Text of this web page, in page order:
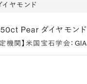
イヤモンド
Pear ダイヤモンド
定機関】米国宝石学会：GIA